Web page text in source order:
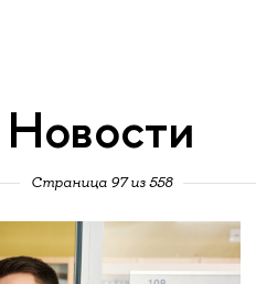
Новости
Страница 97 из 558